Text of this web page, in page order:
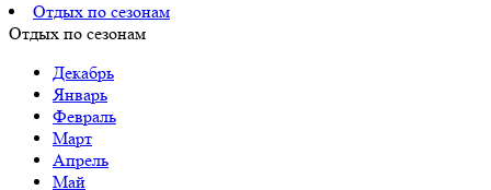
Отдых по сезонам
Отдых по сезонам
Декабрь
Январь
Февраль
Март
Апрель
Май